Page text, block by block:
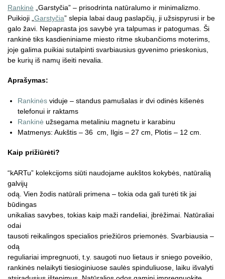
Rankinė „Garstyčia” – prisodrinta natūralumo ir minimalizmo.
Puikioji „ Garstyčia” slepia labai daug paslapčių, ji užsispyrusi ir be
galo žavi. Nepaprasta jos savybė yra talpumas ir patogumas. Ši
rankinė tiks kasdieniniame miesto ritme skubančioms moterims,
joje galima puikiai sutalpinti svarbiausius gyvenimo prieskonius,
be kurių iš namų išeiti nevalia.
Aprašymas:
Rankinės viduje – standus pamušalas ir dvi odinės kišenės
telefonui ir raktams
Rankinė užsegama metaliniu magnetu ir karabinu
Matmenys: Aukštis – 36 cm, Ilgis – 27 cm, Plotis – 12 cm.
Kaip prižiūrėti?
“kARTu” kolekcijoms siūti naudojame aukštos kokybės, natūralią
galvijų
odą. Vien žodis natūrali primena – tokia oda gali turėti tik jai
būdingas
unikalias savybes, tokias kaip maži randeliai, įbrėžimai. Natūraliai
odai
tausoti reikalingos specialios priežiūros priemonės. Svarbiausia –
odą
reguliariai impregnuoti, t.y. saugoti nuo lietaus ir sniego poveikio,
rankinės nelaikyti tiesioginiuose saulės spinduliuose, laiku išvalyti